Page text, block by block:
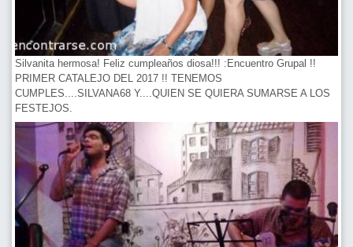
Silvanita hermosa! Feliz cumpleaños diosa!!! :Encuentro Grupal !!
PRIMER CATALEJO DEL 2017 !! TENEMOS
CUMPLES....SILVANA68 Y....QUIEN SE QUIERA SUMARSE A LOS
FESTEJOS.